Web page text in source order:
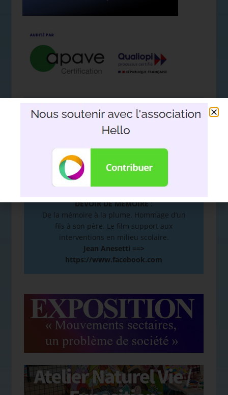
Nous soutenir avec l'association
Hello
DEVOIR DE MÉMOIRE:
De la mémoire à la plume. Hommage d’un
fils à son père. Le film support aux
interventions en milieu scolaire.
Jean Anesetti ==>
https://www.facebook.com